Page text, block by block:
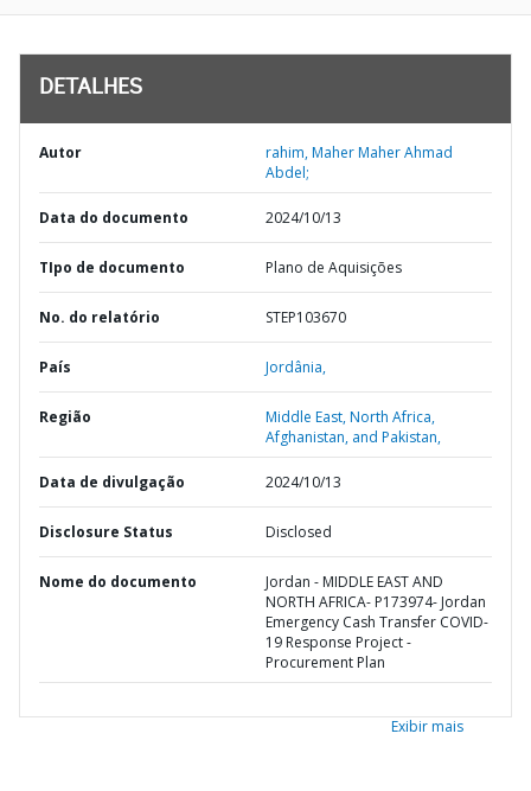
DETALHES
Autor
rahim, Maher Maher Ahmad
Abdel;
Data do documento 2024/10/13
TIpo de documento Plano de Aquisições
No. do relatório STEP103670
País Jordânia,
Região
Middle East, North Africa,
Afghanistan, and Pakistan,
Data de divulgação 2024/10/13
Disclosure Status Disclosed
Nome do documento
Jordan - MIDDLE EAST AND
NORTH AFRICA- P173974- Jordan
Emergency Cash Transfer COVID-
19 Response Project -
Procurement Plan
Exibir mais